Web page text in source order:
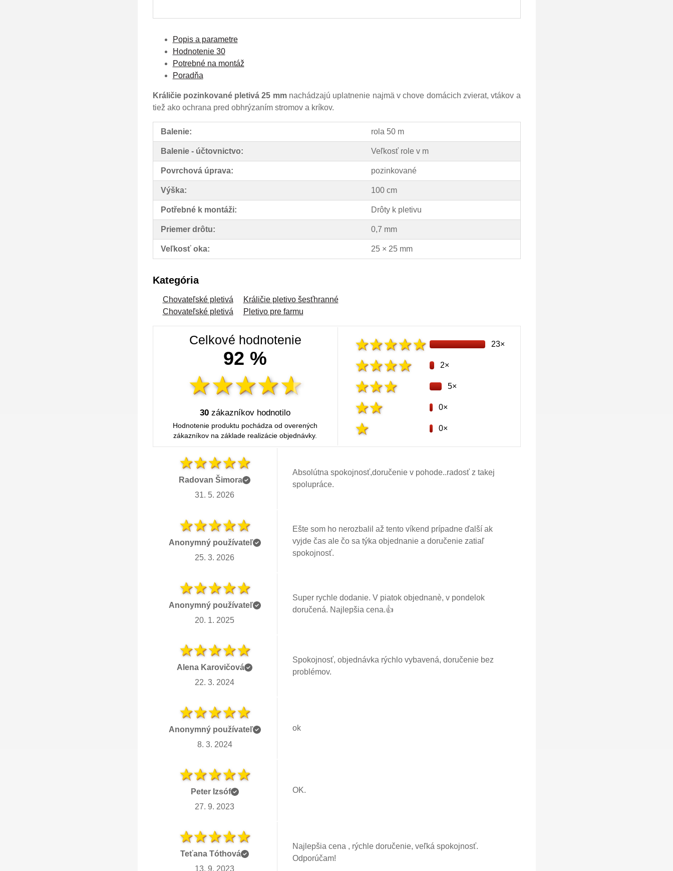
Popis a parametre
Hodnotenie 30
Potrebné na montáž
Poradňa
Králičie pozinkované pletivá 25 mmnachádzajú uplatnenie najmä v chove domácich zvierat, vtákov a
tiež ako ochrana pred obhrýzaním stromov a kríkov.
Balenie: rola 50 m
Balenie - účtovnictvo: Veľkosť role v m
Povrchová úprava: pozinkované
Výška: 100 cm
Potřebné k montáži: Drôty k pletivu
Priemer drôtu: 0,7 mm
Veľkosť oka: 25 × 25 mm
Kategória
Chovateľské pletivá
Králičie pletivo šesťhranné
Chovateľské pletivá
Pletivo pre farmu
Celkové hodnotenie
92 %
30 zákazníkov hodnotilo
Hodnotenie produktu pochádza od overených
zákazníkov na základe realizácie objednávky.
23×
2×
5×
0×
0×
Radovan Šimora
31. 5. 2026
Absolútna spokojnosť,doručenie v pohode..radosť z takej
spolupráce.
Anonymný používateľ
25. 3. 2026
Ešte som ho nerozbalil až tento víkend prípadne ďalší ak
vyjde čas ale čo sa týka objednanie a doručenie zatiaľ
spokojnosť.
Anonymný používateľ
20. 1. 2025
Super rychle dodanie. V piatok objednanè, v pondelok
doručená. Najlepšia cena.👍
Alena Karovičová
22. 3. 2024
Spokojnosť, objednávka rýchlo vybavená, doručenie bez
problémov.
Anonymný používateľ
8. 3. 2024
ok
Peter Izsóf
27. 9. 2023
OK.
Teťana Tóthová
13. 9. 2023
Najlepšia cena , rýchle doručenie, veľká spokojnosť.
Odporúčam!